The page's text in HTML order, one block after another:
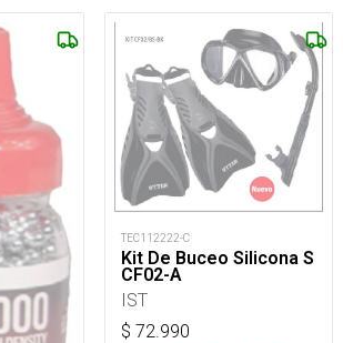
TEC112222-C
Kit De Buceo Silicona S
CF02-A
IST
$ 72.990